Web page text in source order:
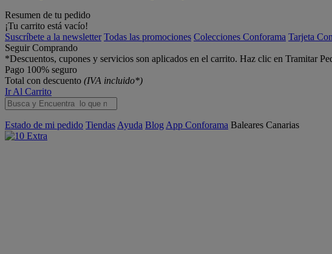
Resumen de tu pedido
¡Tu carrito está vacío!
Suscríbete a la newsletter Todas las promociones Colecciones Conforama Tarjeta
Seguir Comprando
*Descuentos, cupones y servicios son aplicados en el carrito. Haz clic en Tramitar
Pago 100% seguro
Total con descuento (IVA incluido*)
Ir Al Carrito
Estado de mi pedido Tiendas Ayuda Blog App Conforama Baleares Canarias